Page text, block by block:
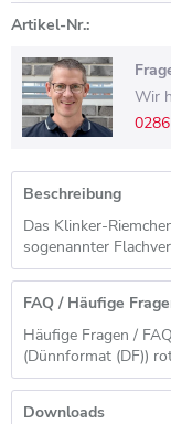
Artikel-Nr.:
Wir
Beschreibung
Das Klinker-
sogenannter
FAQ / Häufige
Häufige Fragen /
(Dünnformat (DF))
Downloads